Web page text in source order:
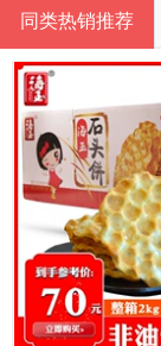
同类热销推荐